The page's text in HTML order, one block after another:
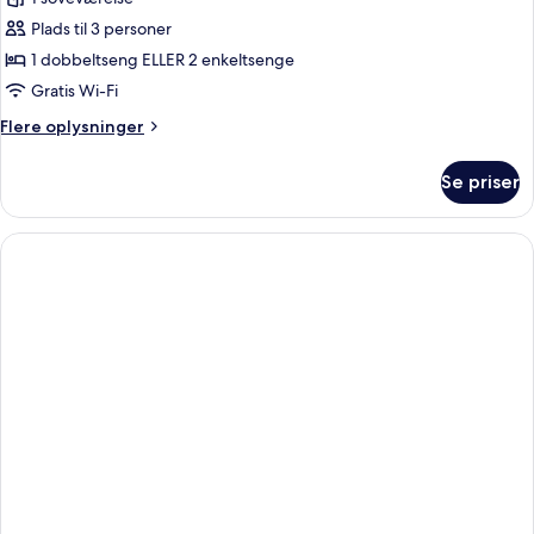
Double
Room
Acropolis
Plads til 3 personer
1 dobbeltseng ELLER 2 enkeltsenge
Gratis Wi-Fi
Flere oplysninger
Flere
Room
Acropolis
View
Se priser